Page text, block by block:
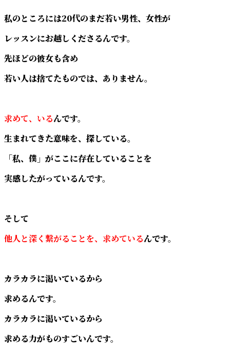
私のところには20代のまだ若い男性、女性が
レッスンにお越しくださるんです。
先ほどの彼女も含め
若い人は捨てたものでは、ありません。
求めて、いるんです。
生まれてきた意味を、探している。
「私、僕」がここに存在していることを
実感したがっているんです。
そして
他人と深く繋がることを、求めているんです。
カラカラに渇いているから
求めるんです。
カラカラに渇いているから
求める力がものすごいんです。